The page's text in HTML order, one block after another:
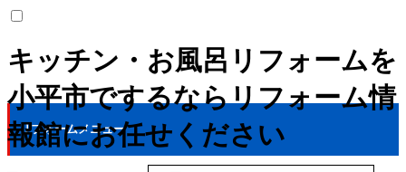
キッチン・お風呂リフォームを
小平市でするならリフォーム情
報館にお任せください
リフォームメニュー